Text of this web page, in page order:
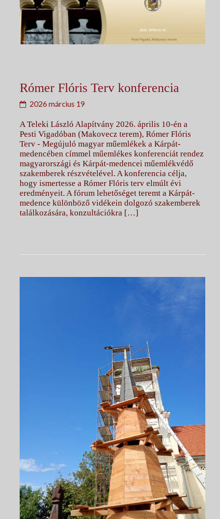
Rómer Flóris Terv konferencia
2026 március 19
A Teleki László Alapítvány 2026. április 10-én a
Pesti Vigadóban (Makovecz terem), Rómer Flóris
Terv ‑ Megújuló magyar műemlékek a Kárpát-
medencében címmel műemlékes konferenciát rendez
magyarországi és Kárpát-medencei műemlékvédő
szakemberek részvételével. A konferencia célja,
hogy ismertesse a Rómer Flóris terv elmúlt évi
eredményeit. A fórum lehetőséget teremt a Kárpát-
medence különböző vidékein dolgozó szakemberek
találkozására, konzultációkra […]